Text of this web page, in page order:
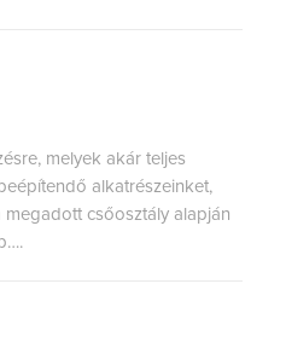
melyek akár teljes
alkatrészeinket,
csőosztály alapján